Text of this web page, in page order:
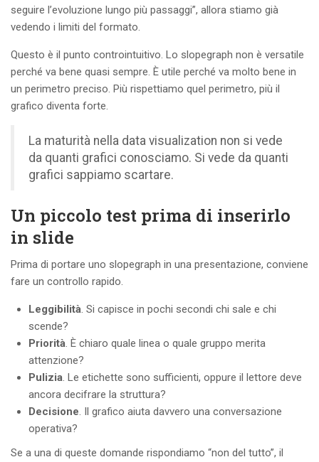
seguire l’evoluzione lungo più passaggi”, allora stiamo già
vedendo i limiti del formato.
Questo è il punto controintuitivo. Lo slopegraph non è versatile
perché va bene quasi sempre. È utile perché va molto bene in
un perimetro preciso. Più rispettiamo quel perimetro, più il
grafico diventa forte.
La maturità nella data visualization non si vede
da quanti grafici conosciamo. Si vede da quanti
grafici sappiamo scartare.
Un piccolo test prima di inserirlo
in slide
Prima di portare uno slopegraph in una presentazione, conviene
fare un controllo rapido.
Leggibilità. Si capisce in pochi secondi chi sale e chi
scende?
Priorità. È chiaro quale linea o quale gruppo merita
attenzione?
Pulizia. Le etichette sono sufficienti, oppure il lettore deve
ancora decifrare la struttura?
Decisione. Il grafico aiuta davvero una conversazione
operativa?
Se a una di queste domande rispondiamo “non del tutto”, il